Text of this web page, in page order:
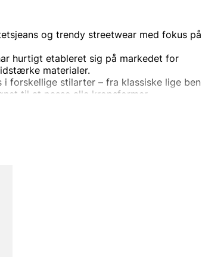
og trendy streetwear med fokus på
hurtigt etableret sig på markedet for
materialer.
forskellige stilarter – fra klassiske lige ben
til at passe alle kropsformer.
fit - ja, modellerne er mange. Du finder
produkter til outletpriser, med